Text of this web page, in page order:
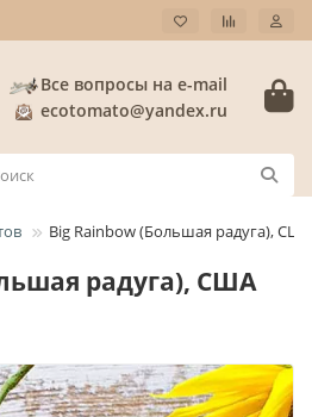
Все вопросы на e-mail
ecotomato@yandex.ru
Big Rainbow (Большая радуга), США
радуга), США